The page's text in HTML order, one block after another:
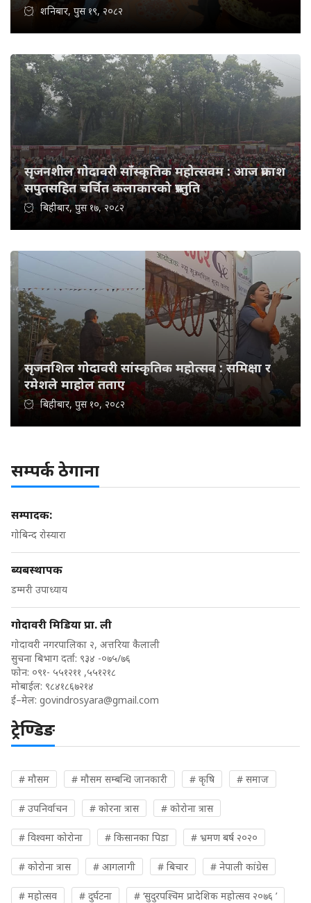
शनिबार, पुस १९, २०८२
सृजनशील गोदावरी साँस्कृतिक महोत्सवम : आज प्रकाश
सपुतसहित चर्चित कलाकारको प्रस्तुति
बिहीबार, पुस १७, २०८२
सृजनशिल गोदावरी सांस्कृतिक महोत्सव : समिक्षा र
रमेशले माहोल तताए
बिहीबार, पुस १०, २०८२
सम्पर्क ठेगाना
सम्पादक:
गोबिन्द रोस्यारा
ब्यबस्थापक
डम्मरी उपाध्याय
गोदावरी मिडिया प्रा. ली
गोदावरी नगरपालिका २, अत्तरिया कैलाली
सुचना बिभाग दर्ता: ९३४ -०७५/७६
फोन: ०९१- ५५१२११ ,५५१२१८
मोबाईल: ९८४१८६७२१४
ई–मेल: govindrosyara@gmail.com
ट्रेण्डिङ
# मौसम # मौसम सम्बन्धि जानकारी # कृषि # समाज
# उपनिर्वाचन # कोरना त्रास # कोरोना त्रास
# विश्वमा कोरोना # किसानका पिडा # भ्रमण बर्ष २०२०
# कोरोना त्रास # आगलागी # बिचार # नेपाली कांग्रेस
# महोत्सव # दुर्घटना # ‘सुदुरपश्चिम प्रादेशिक महोत्सव २०७६ ’